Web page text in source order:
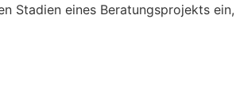
Stadien eines Beratungsprojekts ein,